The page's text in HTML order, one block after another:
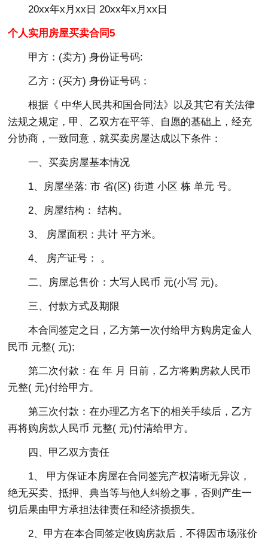
20xx年x月xx日 20xx年x月xx日
个人实用房屋买卖合同5
甲方：(卖方) 身份证号码:
乙方：(买方) 身份证号码：
根据《 中华人民共和国合同法》以及其它有关法律
法规之规定，甲、乙双方在平等、自愿的基础上，经充
分协商，一致同意，就买卖房屋达成以下条件：
一、买卖房屋基本情况
1、房屋坐落: 市 省(区) 街道 小区 栋 单元 号。
2、房屋结构： 结构。
3、 房屋面积：共计 平方米。
4、 房产证号： 。
二、房屋总售价：大写人民币 元(小写 元)。
三、付款方式及期限
本合同签定之日，乙方第一次付给甲方购房定金人
民币 元整( 元);
第二次付款：在 年 月 日前，乙方将购房款人民币
元整( 元)付给甲方。
第三次付款：在办理乙方名下的相关手续后，乙方
再将购房款人民币 元整( 元)付清给甲方。
四、甲乙双方责任
1、 甲方保证本房屋在合同签完产权清晰无异议，
绝无买卖、抵押、典当等与他人纠纷之事，否则产生一
切后果由甲方承担法律责任和经济损损失。
2、甲方在本合同签定收购房款后，不得因市场涨价